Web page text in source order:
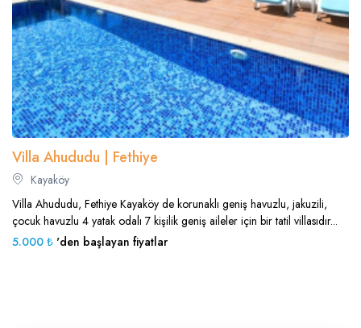
Villa Ahududu | Fethiye
Kayaköy
Villa Ahududu, Fethiye Kayaköy de korunaklı geniş havuzlu, jakuzili,
çocuk havuzlu 4 yatak odalı 7 kişilik geniş aileler için bir tatil villasıdır...
5.000 ₺ 'den başlayan fiyatlar